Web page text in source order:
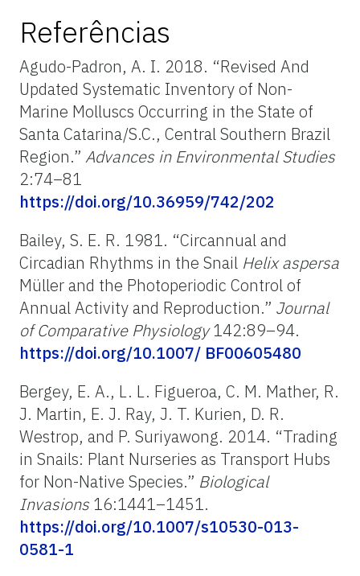
Referências
Agudo-Padron, A. I. 2018. “Revised And
Updated Systematic Inventory of Non-
Marine Molluscs Occurring in the State of
Santa Catarina/S.C., Central Southern Brazil
Region.” Advances in Environmental Studies
2:74–81
https://doi.org/10.36959/742/202
Bailey, S. E. R. 1981. “Circannual and
Circadian Rhythms in the Snail Helix aspersa
Müller and the Photoperiodic Control of
Annual Activity and Reproduction.” Journal
of Comparative Physiology 142:89–94.
https://doi.org/10.1007/ BF00605480
Bergey, E. A., L. L. Figueroa, C. M. Mather, R.
J. Martin, E. J. Ray, J. T. Kurien, D. R.
Westrop, and P. Suriyawong. 2014. “Trading
in Snails: Plant Nurseries as Transport Hubs
for Non-Native Species.” Biological
Invasions 16:1441–1451.
https://doi.org/10.1007/s10530-013-
0581-1